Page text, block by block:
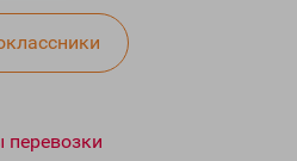
перевозки